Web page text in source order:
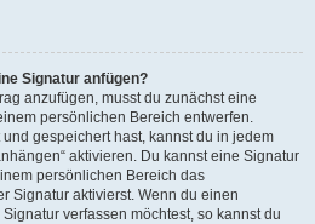
Signatur anfügen?
anzufügen, musst du zunächst eine
persönlichen Bereich entwerfen.
gespeichert hast, kannst du in jedem
aktivieren. Du kannst eine Signatur
persönlichen Bereich das
Signatur aktivierst. Wenn du einen
verfassen möchtest, so kannst du